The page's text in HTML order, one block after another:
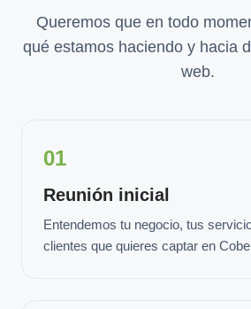
Queremos que en todo
qué estamos haciendo y hacia
web.
01
Reunión inicial
Entendemos tu negocio, tus
clientes que quieres captar en